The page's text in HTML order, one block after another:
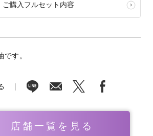
ご購入フルセット内容
す。
店舗一覧を見る